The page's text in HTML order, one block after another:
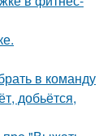
в команду
добьётся,